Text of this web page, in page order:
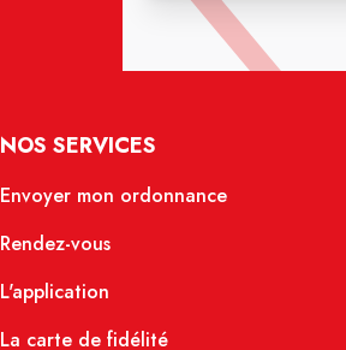
NOS SERVICES
Envoyer mon ordonnance
Rendez-vous
L'application
La carte de fidélité